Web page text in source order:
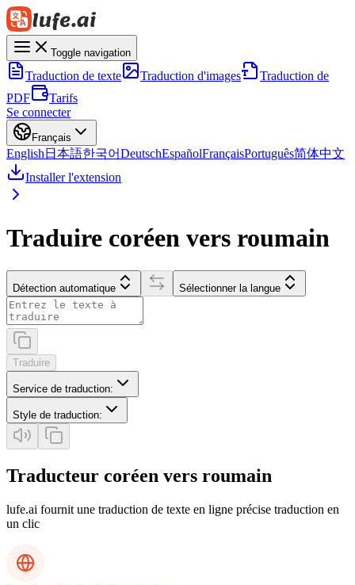
Toggle navigation
Traduction de texte Traduction d'images
Traduction de
PDF
Tarifs
Se connecter
Français
English 日本語한국어DeutschEspañolFrançaisPortuguês简体中文
Installer l'extension
Traduire coréen vers roumain
Détection automatique Sélectionner la langue
Traduire
Service de traduction:
Style de traduction:
Traducteur coréen vers roumain
lufe.ai fournit une traduction de texte en ligne précise traduction en
un clic